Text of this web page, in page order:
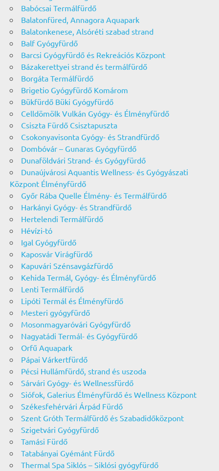
Babócsai Termálfürdő
Balatonfüred, Annagora Aquapark
Balatonkenese, Alsóréti szabad strand
Balf Gyógyfürdő
Barcsi Gyógyfürdő és Rekreációs Központ
Bázakerettyei strand és termálfürdő
Borgáta Termálfürdő
Brigetio Gyógyfürdő Komárom
Bükfürdő Büki Gyógyfürdő
Celldömölk Vulkán Gyógy- és Élményfürdő
Csiszta Fürdő Csisztapuszta
Csokonyavisonta Gyógy- és Strandfürdő
Dombóvár – Gunaras Gyógyfürdő
Dunaföldvári Strand- és Gyógyfürdő
Dunaújvárosi Aquantis Wellness- és Gyógyászati
Központ Élményfürdő
Győr Rába Quelle Élmény- és Termálfürdő
Harkányi Gyógy- és Strandfürdő
Hertelendi Termálfürdő
Hévízi-tó
Igal Gyógyfürdő
Kaposvár Virágfürdő
Kapuvári Szénsavgázfürdő
Kehida Termál, Gyógy- és Élményfürdő
Lenti Termálfürdő
Lipóti Termál és Élményfürdő
Mesteri gyógyfürdő
Mosonmagyaróvári Gyógyfürdő
Nagyatádi Termál- és Gyógyfürdő
Orfű Aquapark
Pápai Várkertfürdő
Pécsi Hullámfürdő, strand és uszoda
Sárvári Gyógy- és Wellnessfürdő
Siófok, Galerius Élményfürdő és Wellness Központ
Székesfehérvári Árpád Fürdő
Szent Gróth Termálfürdő és Szabadidőközpont
Szigetvári Gyógyfürdő
Tamási Fürdő
Tatabányai Gyémánt Fürdő
Thermal Spa Siklós – Siklósi gyógyfürdő